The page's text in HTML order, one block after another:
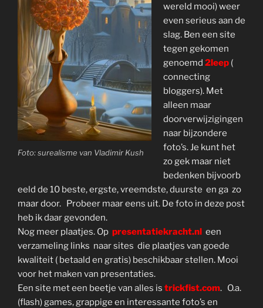
Foto: surealisme van Vladimir Kush
wereld mooi) weer
even serieus aan de
slag. Ben een site
tegen gekomen
genoemd 2leep(
connecting
bloggers). Met
alleen maar
doorverwijzigingen
naar bijzondere
foto’s. Je kunt het
zo gek maar niet
bedenken bijvoorb
eeld de 10 beste, ergste, vreemdste, duurste en ga zo
maar door. Probeer maar eens uit. De foto in deze post
heb ik daar gevonden.
Nog meer plaatjes. Op presentatiekracht.nl een
verzameling links naar sites die plaatjes van goede
kwaliteit ( betaald en gratis) beschikbaar stellen. Mooi
voor het maken van presentaties.
Een site met een beetje van alles is trickfist.com. O.a.
(flash) games, grappige en interessante foto’s en